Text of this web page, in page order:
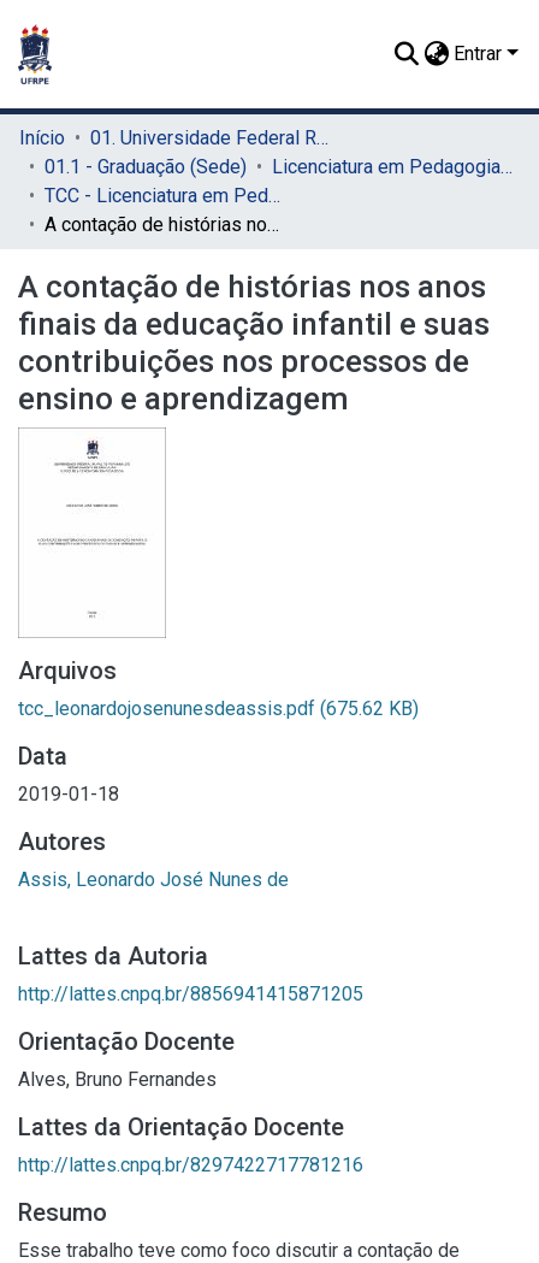
Entrar
Início
01. Universidade Federal Rural de Pernambuco - UFRPE (Sede)
01.1 - Graduação (Sede)
Licenciatura em Pedagogia (Sede)
TCC - Licenciatura em Pedagogia (Sede)
A contação de histórias nos anos finais da educação infantil e suas contribuições nos processos de ensino e aprendizagem
A contação de histórias nos anos
finais da educação infantil e suas
contribuições nos processos de
ensino e aprendizagem
Arquivos
tcc_leonardojosenunesdeassis.pdf (675.62 KB)
Data
2019-01-18
Autores
Assis, Leonardo José Nunes de
Lattes da Autoria
http://lattes.cnpq.br/8856941415871205
Orientação Docente
Alves, Bruno Fernandes
Lattes da Orientação Docente
http://lattes.cnpq.br/8297422717781216
Resumo
Esse trabalho teve como foco discutir a contação de